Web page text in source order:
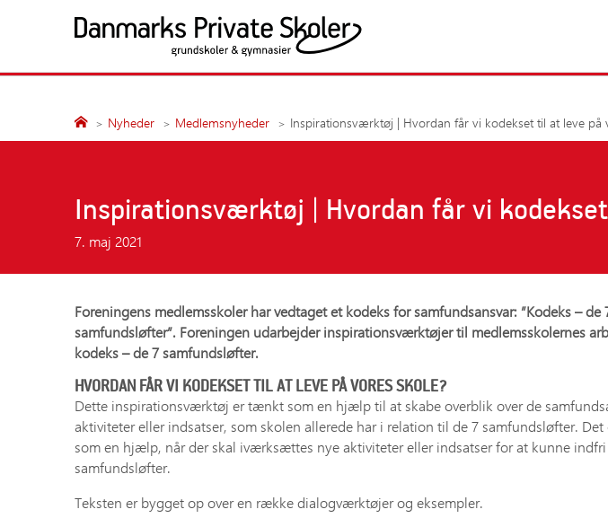
Presseansvarlige
Undersøgelser
Publikationer
Fakta
Samfundsansvar
Alle medlemsskoler
Emner i
Tilskud til
Nyheder Medlemsnyheder Inspirationsværktøj | Hvordan får vi kodekset til at leve på
Inspirationsværktøj | Hvordan får vi
7. maj 2021
Foreningens medlemsskoler har vedtaget et kodeks for samfundsansvar: ”Kodeks – de
samfundsløfter”. Foreningen udarbejder inspirationsværktøjer til medlemsskolernes
kodeks – de 7 samfundsløfter.
HVORDAN FÅR VI KODEKSET TIL AT LEVE PÅ VORES SKOLE?
Dette inspirationsværktøj er tænkt som en hjælp til at skabe overblik over de
aktiviteter eller indsatser, som skolen allerede har i relation til de 7 samfundsløfter.
som en hjælp, når der skal iværksættes nye aktiviteter eller indsatser for at kunne
samfundsløfter.
Teksten er bygget op over en række dialogværktøjer og eksempler.